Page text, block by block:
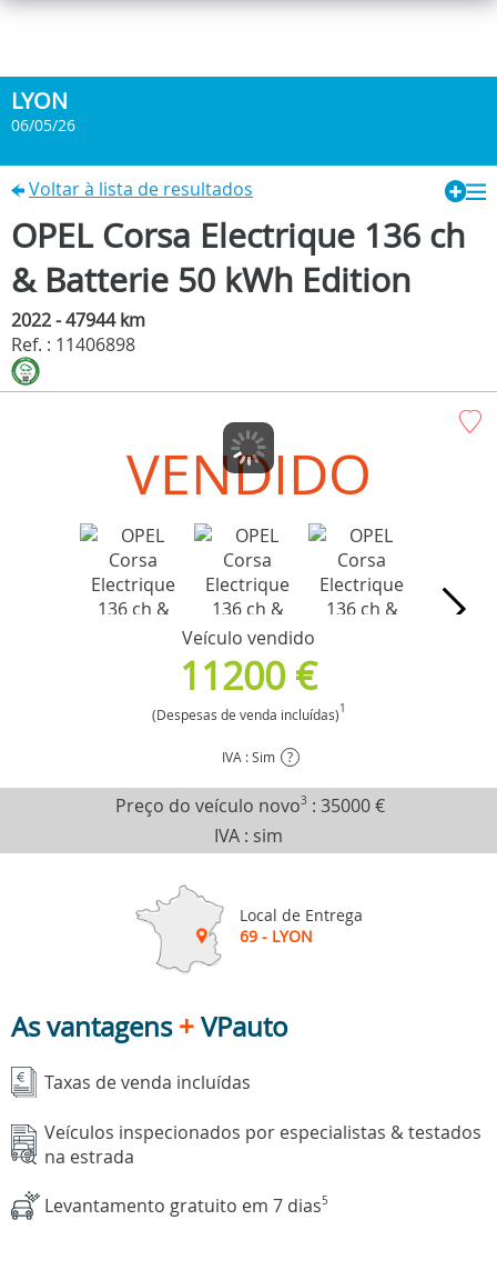
LYON
06/05/26
Voltar à lista de resultados
OPEL Corsa Electrique 136 ch
& Batterie 50 kWh Edition
2022 - 47944 km
Ref. : 11406898
VENDIDO
Veículo vendido
11200 €
(Despesas de venda incluídas)1
IVA : Sim ?
Preço do veículo novo3 : 35000 €
IVA : sim
Local de Entrega
69 - LYON
As vantagens+VPauto
Taxas de venda incluídas
Veículos inspecionados por especialistas & testados
na estrada
Levantamento gratuito em 7 dias5